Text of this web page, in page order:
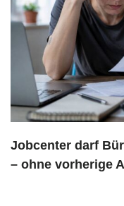
Jobcenter darf
– ohne vorherige